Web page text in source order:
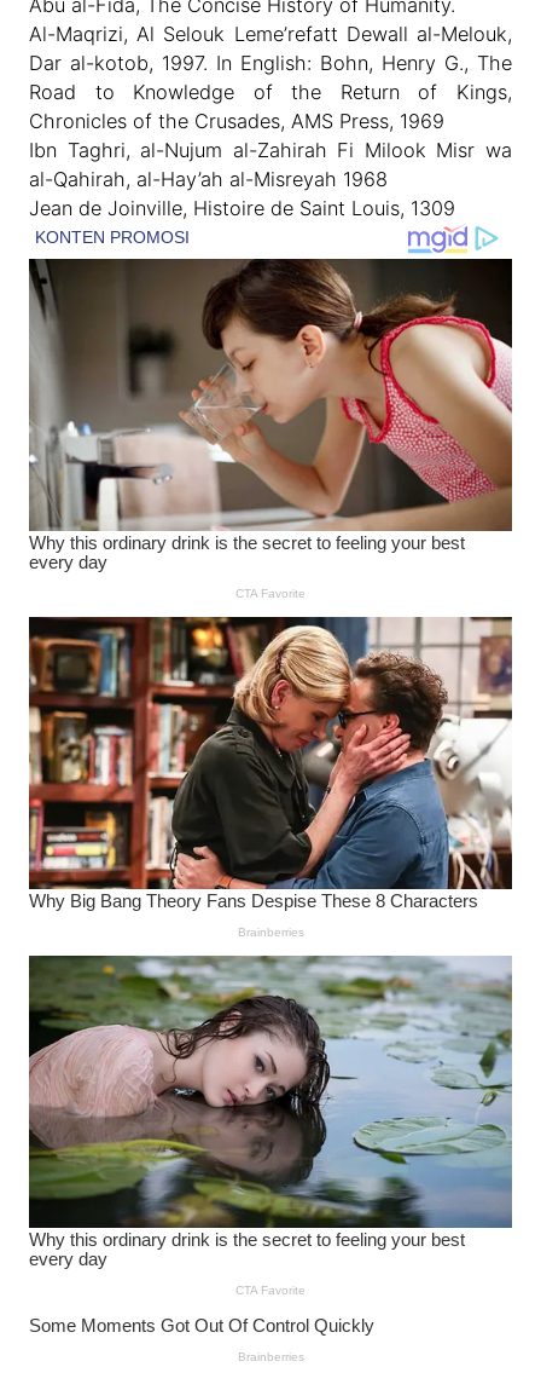
Abu al-Fida, The Concise History of Humanity.
Al-Maqrizi, Al Selouk Leme’refatt Dewall al-Melouk,
Dar al-kotob, 1997. In English: Bohn, Henry G., The
Road to Knowledge of the Return of Kings,
Chronicles of the Crusades, AMS Press, 1969
Ibn Taghri, al-Nujum al-Zahirah Fi Milook Misr wa
al-Qahirah, al-Hay’ah al-Misreyah 1968
Jean de Joinville, Histoire de Saint Louis, 1309